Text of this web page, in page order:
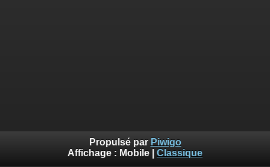
Propulsé par Piwigo
Affichage : Mobile Classique